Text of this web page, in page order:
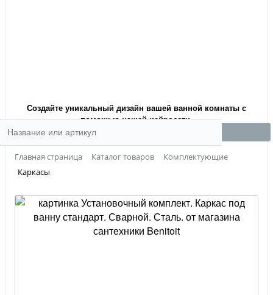
Создайте уникальный дизайн вашей ванной комнаты с
помощью нашей нейросети.
Главная страница Каталог товаров
Комплектующие
Каркасы